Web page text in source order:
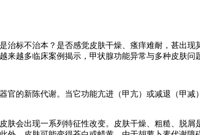
治标不治本？是否感觉皮肤干燥、瘙痒难耐，甚出
越多临床案例揭示，甲状腺功能异常与多种皮肤问
官的新陈代谢。当它功能亢进（甲亢）或减退（甲
肤会出现一系列特征性改变。皮肤干燥、粗糙、脱